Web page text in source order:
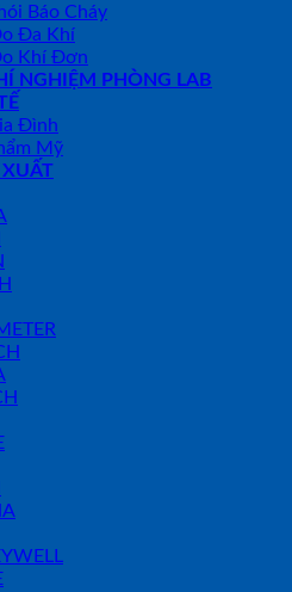
Báo Cháy
Đa Khí
Khí Đơn
NGHIỆM PHÒNG LAB
Đình
Mỹ
XUẤT